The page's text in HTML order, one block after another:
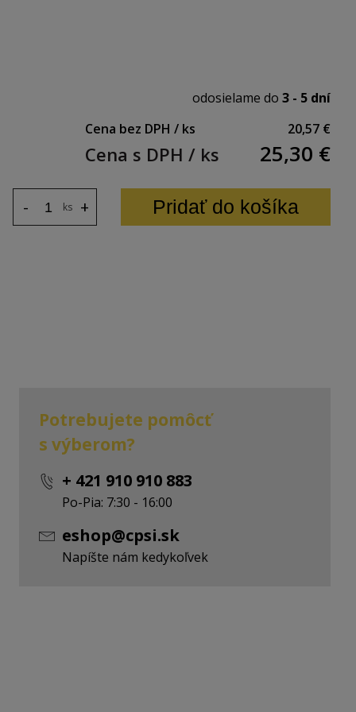
odosielame do 3 - 5 dní
Cena bez DPH / ks
20,57 €
Cena s DPH / ks 25,30 €
ks +
- Pridať do košíka
Potrebujete pomôcť
s výberom?
+ 421 910 910 883
Po-Pia: 7:30 - 16:00
eshop@cpsi.sk
Napíšte nám kedykoľvek